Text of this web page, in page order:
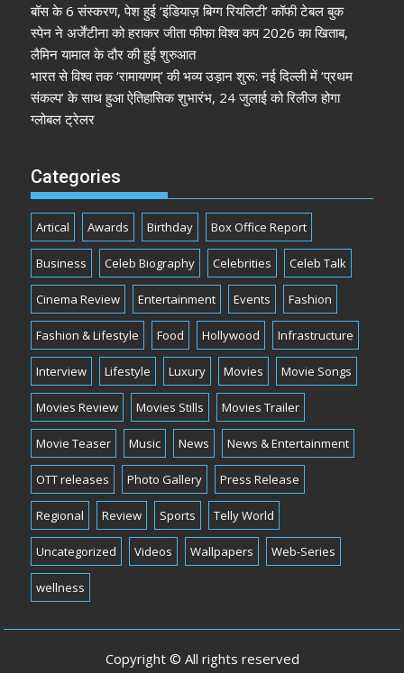
बॉस के 6 संस्करण, पेश हुई ‘इंडियाज़ बिग्ग रियलिटी’ कॉफी टेबल बुक
स्पेन ने अर्जेंटीना को हराकर जीता फीफा विश्व कप 2026 का खिताब,
लैमिन यामाल के दौर की हुई शुरुआत
भारत से विश्व तक ‘रामायणम्’ की भव्य उड़ान शुरू: नई दिल्ली में ‘प्रथम
संकल्प’ के साथ हुआ ऐतिहासिक शुभारंभ, 24 जुलाई को रिलीज होगा
ग्लोबल ट्रेलर
Categories
Artical Awards Birthday Box Office Report
Business Celeb Biography Celebrities Celeb Talk
Cinema Review Entertainment Events Fashion
Fashion & Lifestyle Food Hollywood Infrastructure
Interview Lifestyle Luxury Movies Movie Songs
Movies Review Movies Stills Movies Trailer
Movie Teaser Music News News & Entertainment
OTT releases Photo Gallery Press Release
Regional Review Sports Telly World
Uncategorized Videos Wallpapers Web-Series
wellness
Copyright © All rights reserved